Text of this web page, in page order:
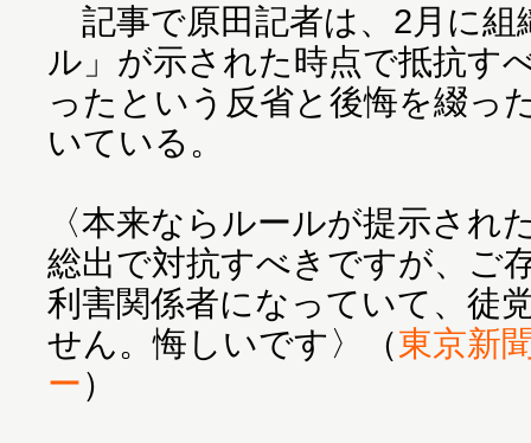
記事で原田記者は、2月に組
ル」が示された時点で抵抗す
ったという反省と後悔を綴っ
いている。
〈本来ならルールが提示され
総出で対抗すべきですが、ご
利害関係者になっていて、徒
せん。悔しいです〉（東京新
ー）